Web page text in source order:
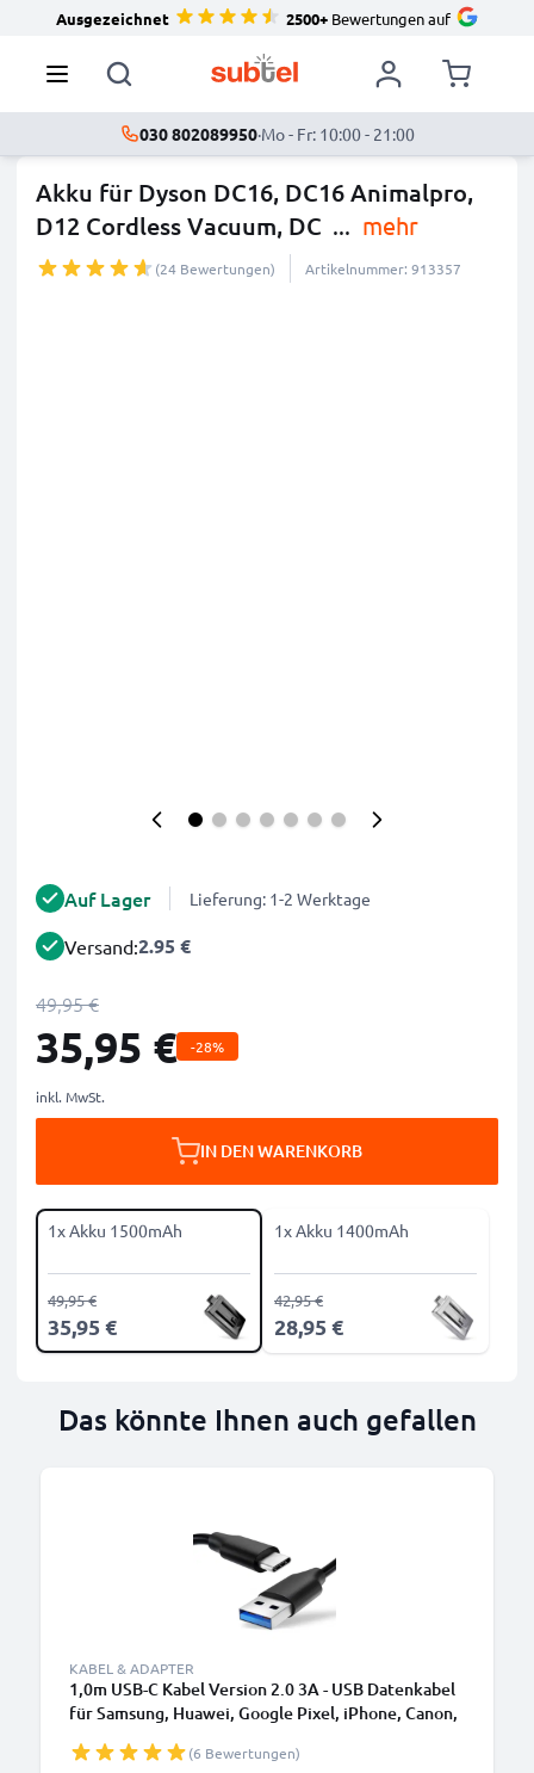
Ausgezeichnet 2500+Bewertungen auf
030 802089950·Mo - Fr: 10:00 - 21:00
Akku für Dyson DC16, DC16 Animalpro,
D12 Cordless Vacuum, DC ... mehr
(24 Bewertungen) Artikelnummer: 913357
Auf Lager Lieferung: 1-2 Werktage
Versand:2.95 €
49,95 €
35,95 € -28%
inkl. MwSt.
IN DEN WARENKORB
1x Akku 1500mAh
35,95 €
49,95 €
1x Akku 1400mAh
28,95 €
42,95 €
Das könnte Ihnen auch gefallen
KABEL & ADAPTER
1,0m USB-C Kabel Version 2.0 3A - USB Datenkabel
für Samsung, Huawei, Google Pixel, iPhone, Canon,
(6 Bewertungen)